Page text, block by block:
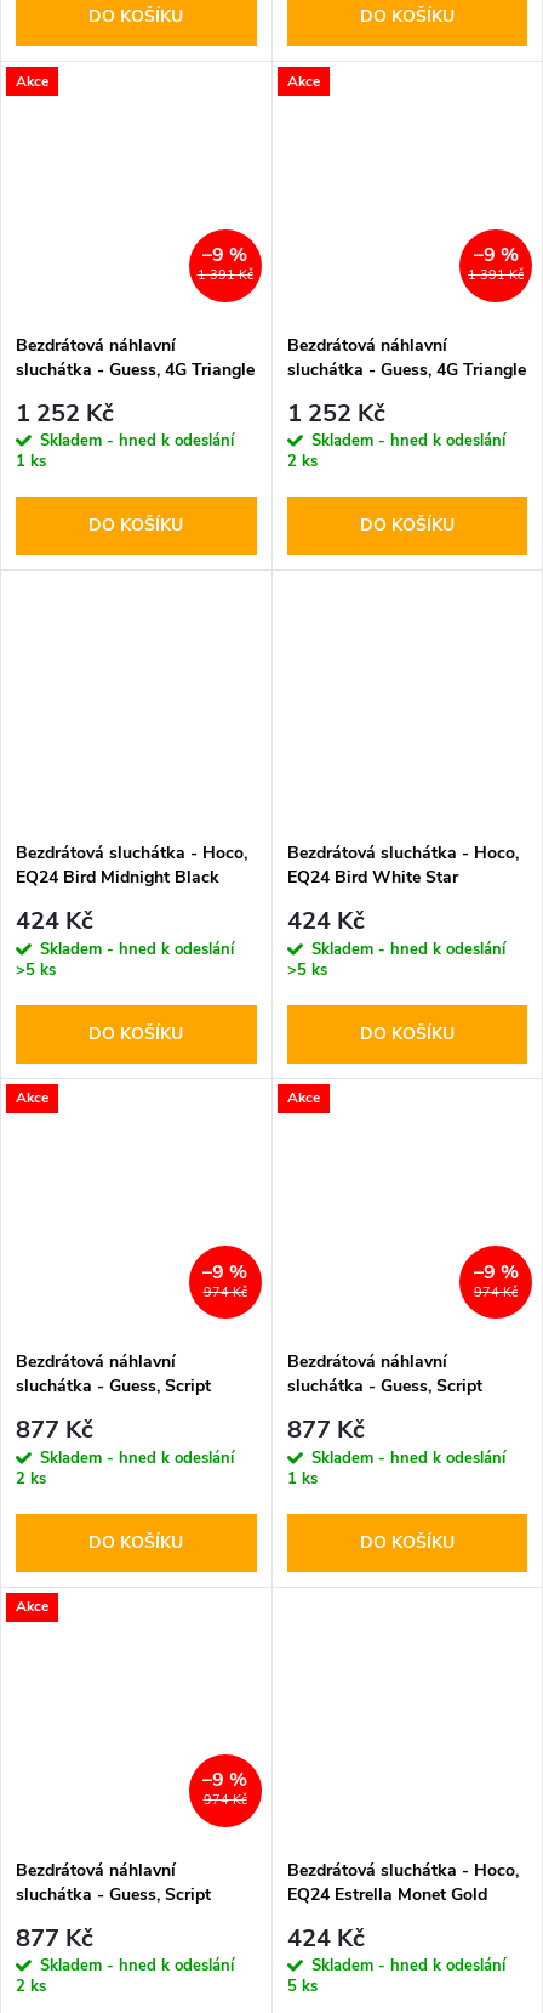
DO KOŠÍKU DO KOŠÍKU
Akce
1 391 Kč
–9 %
Bezdrátová náhlavní
sluchátka - Guess, 4G Triangle
1 252 Kč
Skladem - hned k odeslání
1 ks
DO KOŠÍKU
Akce
1 391 Kč
–9 %
Bezdrátová náhlavní
sluchátka - Guess, 4G Triangle
1 252 Kč
Skladem - hned k odeslání
2 ks
DO KOŠÍKU
Bezdrátová sluchátka - Hoco,
EQ24 Bird Midnight Black
424 Kč
Skladem - hned k odeslání
>5 ks
DO KOŠÍKU
Bezdrátová sluchátka - Hoco,
EQ24 Bird White Star
424 Kč
Skladem - hned k odeslání
>5 ks
DO KOŠÍKU
Akce
974 Kč
–9 %
Bezdrátová náhlavní
sluchátka - Guess, Script
877 Kč
Skladem - hned k odeslání
2 ks
DO KOŠÍKU
Akce
974 Kč
–9 %
Bezdrátová náhlavní
sluchátka - Guess, Script
877 Kč
Skladem - hned k odeslání
1 ks
DO KOŠÍKU
Akce
974 Kč
–9 %
Bezdrátová náhlavní
sluchátka - Guess, Script
877 Kč
Skladem - hned k odeslání
2 ks
Bezdrátová sluchátka - Hoco,
EQ24 Estrella Monet Gold
424 Kč
Skladem - hned k odeslání
5 ks